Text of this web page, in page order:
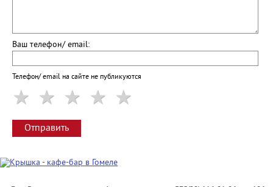
Ваш телефон/ email:
Телефон/ email на сайте не публикуются
Отправить